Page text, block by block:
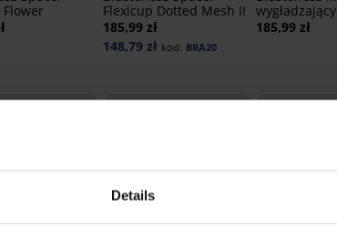
Details
Flexicup Dotted Mesh II
185,99 zł
148,79 zł kod: BRA20
wygładzający
185,99 zł